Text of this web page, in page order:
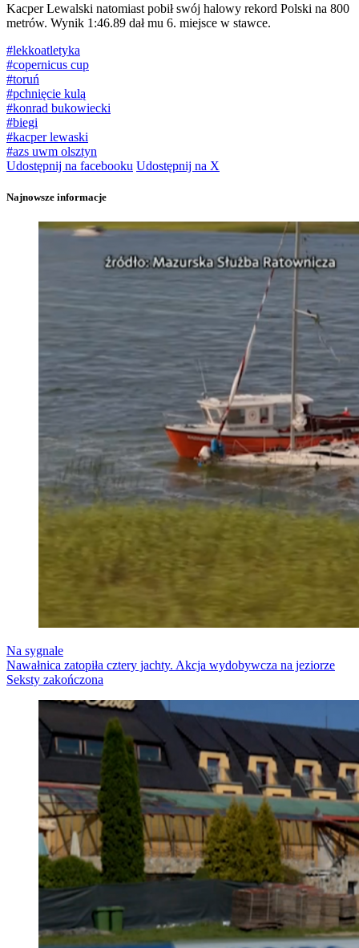
Kacper Lewalski natomiast pobił swój halowy rekord Polski na 800
metrów. Wynik 1:46.89 dał mu 6. miejsce w stawce.
#lekkoatletyka
#copernicus cup
#toruń
#pchnięcie kulą
#konrad bukowiecki
#biegi
#kacper lewaski
#azs uwm olsztyn
Udostępnij na facebooku Udostępnij na X
Najnowsze informacje
Na sygnale
Nawałnica zatopiła cztery jachty. Akcja wydobywcza na jeziorze
Seksty zakończona